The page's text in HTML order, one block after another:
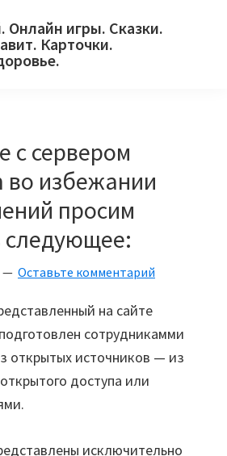
Онлайн игры. Сказки.
Карточки.
с сервером
во избежании
просим
следующее:
Оставьте комментарий
на сайте
сотрудникамми
открытых источников — из
доступа или
исключительно